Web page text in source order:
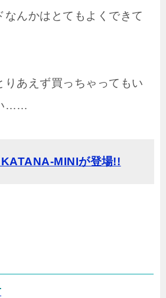
なんかはとてもよくできて
りあえず買っちゃってもい
……
KATANA-MINIが登場!!